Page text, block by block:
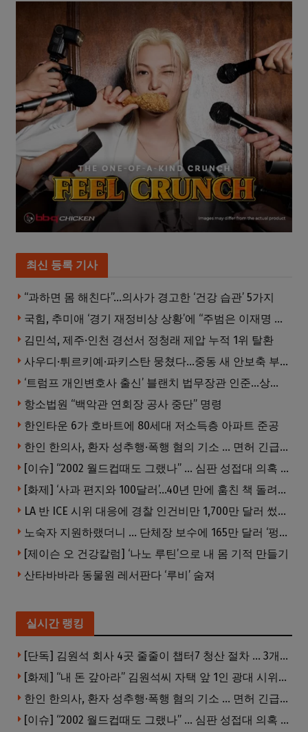
최신 등록 기사
“과하면 몸 해친다”…의사가 경고한 ‘건강 습관’ 5가지
국힘, 추미애 ‘경기 재정비상 상황’에 “주범은 이재명 전 지사”
김민석, 제주·인천 경선서 정청래 제압 누적 1위 탈환
사우디·튀르키예·파키스탄 뭉쳤다…중동 새 안보축 부상하나
‘트럼프 개인변호사 출신’ 블랜치 법무장관 인준…상원 50대49 가결
항소법원 “백악관 연회장 공사 중단” 명령
한인타운 6가 호바트에 80세대 저소득층 아파트 준공
한인 한의사, 환자 성추행·폭행 혐의 기소 … 면허 긴급정지
[이슈] “2002 월드컵때도 그랬나” … 심판 성접대 의혹 해외로 일파만파, 4강 신화까지 불똥
[화제] ‘사과 편지와 100달러’…40년 만에 훔친 책 돌려준 절도범
LA 반 ICE 시위 대응에 경찰 인건비만 1,700만 달러 썼다.
노숙자 지원하랬더니 … 단체장 보수에 165만 달러 ‘펑펑’
[제이슨 오 건강칼럼] ‘나노 루틴’으로 내 몸 기적 만들기
산타바바라 동물원 레서판다 ‘루비’ 숨져
실시간 랭킹
[단독] 김원석 회사 4곳 줄줄이 챕터7 청산 절차 … 3개 법인 같은 날 동시 파산 신청
[화제] “내 돈 갚아라” 김원석씨 자택 앞 1인 광대 시위 … 한인 투자사, “108만 달러 못받아”
한인 한의사, 환자 성추행·폭행 혐의 기소 … 면허 긴급정지
[이슈] “2002 월드컵때도 그랬나” … 심판 성접대 의혹 해외로 일파만파, 4강 신화까지 불똥